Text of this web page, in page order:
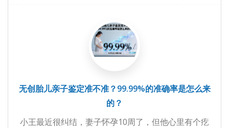
无创胎儿亲子鉴定准不准？99.99%的准确率是怎么来
的？
小王最近很纠结，妻子怀孕10周了，但他心里有个疙